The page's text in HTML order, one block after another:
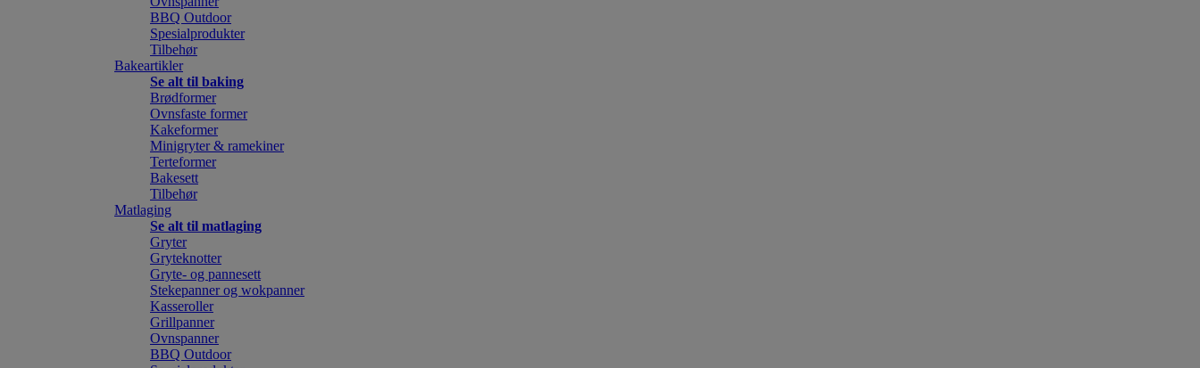
BBQ Outdoor
Spesialprodukter
Tilbehør
Bakeartikler
Se alt til baking
Brødformer
Ovnsfaste former
Kakeformer
Minigryter & ramekiner
Terteformer
Bakesett
Tilbehør
Matlaging
Se alt til matlaging
Gryter
Gryteknotter
Gryte- og pannesett
Stekepanner og wokpanner
Kasseroller
Grillpanner
Ovnspanner
BBQ Outdoor